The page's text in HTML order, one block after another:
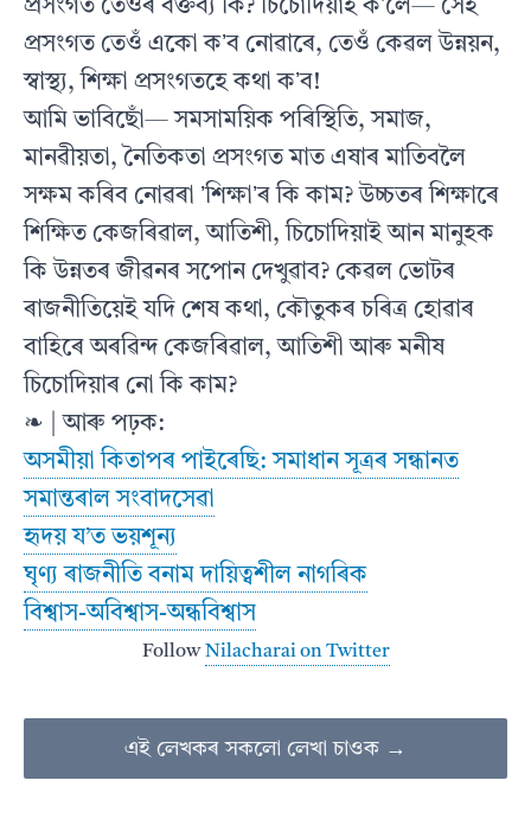
প্ৰসংগত তেওঁৰ বক্তব্য কি? চিচোদিয়াই কʼলে— সেই
প্ৰসংগত তেওঁ একো কʼব নোৱাৰে, তেওঁ কেৱল উন্নয়ন,
স্বাস্থ্য, শিক্ষা প্ৰসংগতহে কথা কʼব!
আমি ভাবিছোঁ— সমসাময়িক পৰিস্থিতি, সমাজ,
মানৱীয়তা, নৈতিকতা প্ৰসংগত মাত এষাৰ মাতিবলৈ
সক্ষম কৰিব নোৱৰা ʼশিক্ষাʼৰ কি কাম? উচ্চতৰ শিক্ষাৰে
শিক্ষিত কেজৰিৱাল, আতিশী, চিচোদিয়াই আন মানুহক
কি উন্নতৰ জীৱনৰ সপোন দেখুৱাব? কেৱল ভোটৰ
ৰাজনীতিয়েই যদি শেষ কথা, কৌতুকৰ চৰিত্ৰ হোৱাৰ
বাহিৰে অৰৱিন্দ কেজৰিৱাল, আতিশী আৰু মনীষ
চিচোদিয়াৰ নো কি কাম?
❧ | আৰু পঢ়ক:
অসমীয়া কিতাপৰ পাইৰেছি: সমাধান সূত্ৰৰ সন্ধানত
সমান্তৰাল সংবাদসেৱা
হৃদয় য’ত ভয়শূন্য
ঘৃণ্য ৰাজনীতি বনাম দায়িত্বশীল নাগৰিক
বিশ্বাস-অবিশ্বাস-অন্ধবিশ্বাস
FollowNilacharai on Twitter
এই লেখকৰ সকলো লেখা চাওক →